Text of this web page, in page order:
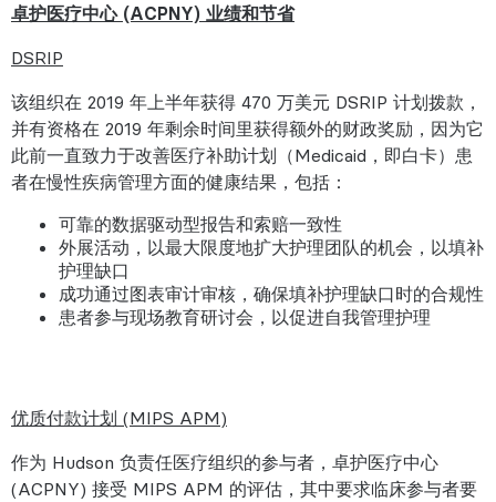
卓护医疗中心 (ACPNY) 业绩和节省
DSRIP
该组织在 2019 年上半年获得 470 万美元 DSRIP 计划拨款，
并有资格在 2019 年剩余时间里获得额外的财政奖励，因为它
此前一直致力于改善医疗补助计划（Medicaid，即白卡）患
者在慢性疾病管理方面的健康结果，包括：
可靠的数据驱动型报告和索赔一致性
外展活动，以最大限度地扩大护理团队的机会，以填补
护理缺口
成功通过图表审计审核，确保填补护理缺口时的合规性
患者参与现场教育研讨会，以促进自我管理护理
优质付款计划 (MIPS APM)
作为 Hudson 负责任医疗组织的参与者，卓护医疗中心
(ACPNY) 接受 MIPS APM 的评估，其中要求临床参与者要